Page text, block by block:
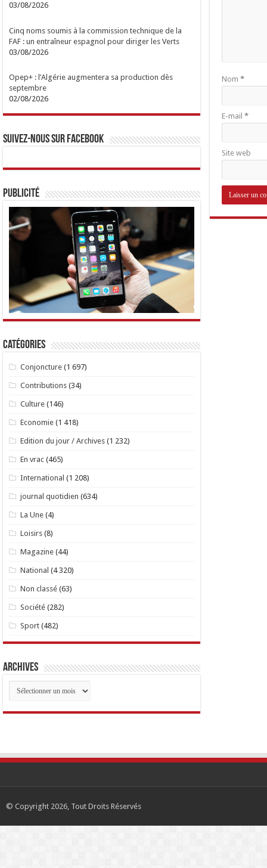
Nom *
E-mail *
Site web
03/08/2026
Cinq noms soumis à la commission technique de la
FAF : un entraîneur espagnol pour diriger les Verts
03/08/2026
Opep+ : l’Algérie augmentera sa production dès
septembre
02/08/2026
Suivez-nous sur Facebook
Publicité
Catégories
Conjoncture (1 697)
Contributions (34)
Culture (146)
Economie (1 418)
Edition du jour / Archives (1 232)
En vrac (465)
International (1 208)
journal quotidien (634)
La Une (4)
Loisirs (8)
Magazine (44)
National (4 320)
Non classé (63)
Société (282)
Sport (482)
Archives
Archives
© Copyright 2026, Tout Droits Réservés